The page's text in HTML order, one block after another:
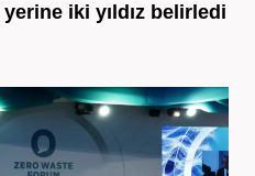
iki yıldız belirledi